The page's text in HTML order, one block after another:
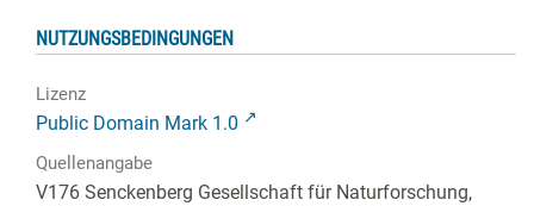
NUTZUNGSBEDINGUNGEN
Lizenz
Public Domain Mark 1.0
Quellenangabe
V176 Senckenberg Gesellschaft für Naturforschung,